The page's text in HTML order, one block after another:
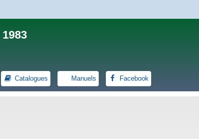
Catalogues Manuels Facebook